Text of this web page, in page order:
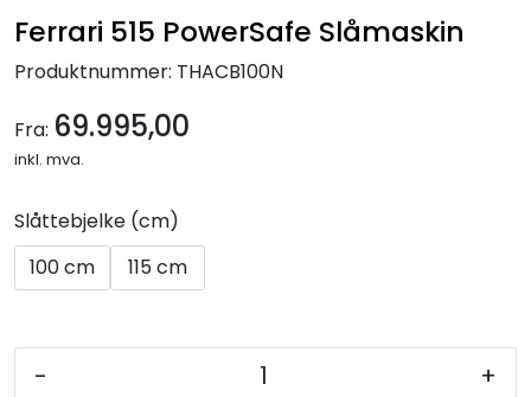
Ferrari 515 PowerSafe Slåmaskin
Produktnummer: THACB100N
Fra: 69.995,00
inkl. mva.
Slåttebjelke (cm)
100 cm
115 cm
- +
Motorsag
Ryggsprøyte
Elektriske Maskiner
Kampanje
Kataloger